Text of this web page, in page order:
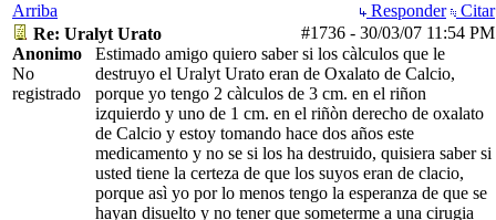
Arriba Responder
Citar
#1736 - 30/03/07 11:54 PM
Re: Uralyt Urato
Anonimo
No
registrado
Estimado amigo quiero saber si los càlculos que le
destruyo el Uralyt Urato eran de Oxalato de Calcio,
porque yo tengo 2 càlculos de 3 cm. en el riñon
izquierdo y uno de 1 cm. en el riñòn derecho de oxalato
de Calcio y estoy tomando hace dos años este
medicamento y no se si los ha destruido, quisiera saber si
usted tiene la certeza de que los suyos eran de clacio,
porque asì yo por lo menos tengo la esperanza de que se
hayan disuelto y no tener que someterme a una cirugia